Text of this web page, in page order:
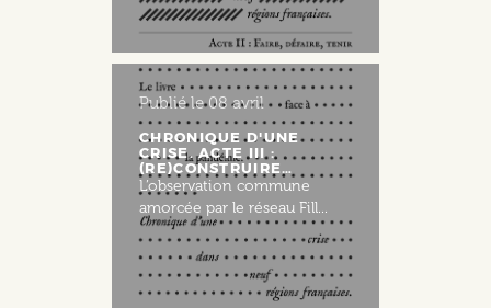
Publié le08 avril
CHRONIQUE D'UNE
CRISE. ACTE III :
(RE)CONSTRUIRE…
L’observation commune
amorcée par le réseau Fill...